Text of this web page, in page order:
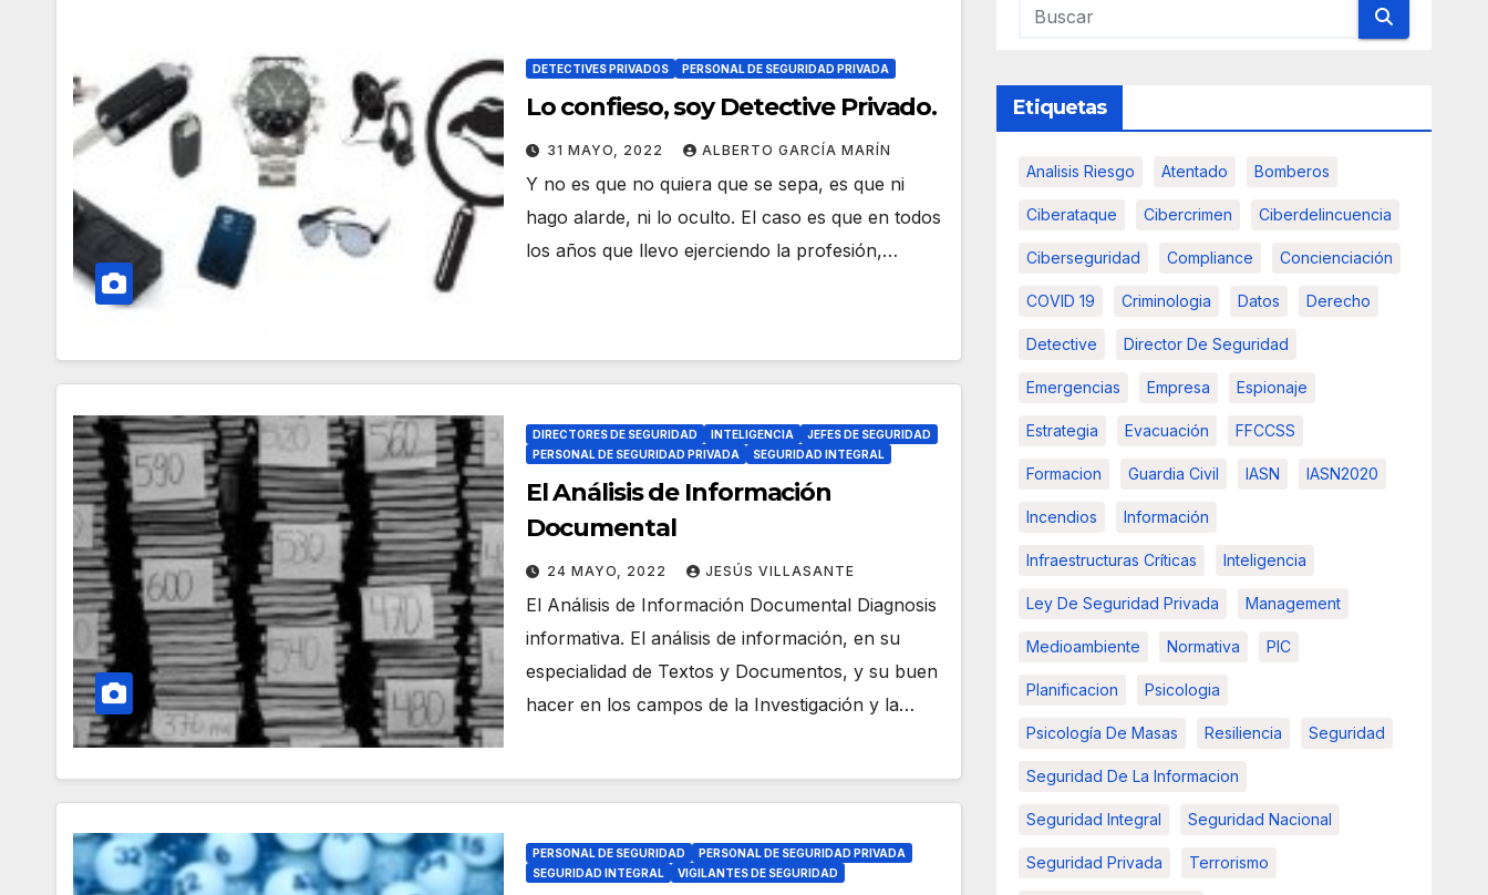
DETECTIVES PRIVADOS PERSONAL DE SEGURIDAD PRIVADA
Lo confieso, soy Detective Privado.
31 MAYO, 2022 ALBERTO GARCÍA MARÍN
Y no es que no quiera que se sepa, es que ni
hago alarde, ni lo oculto. El caso es que en todos
los años que llevo ejerciendo la profesión,…
DIRECTORES DE SEGURIDAD INTELIGENCIA
JEFES DE SEGURIDAD
PERSONAL DE SEGURIDAD PRIVADA
SEGURIDAD INTEGRAL
El Análisis de Información
Documental
24 MAYO, 2022 JESÚS VILLASANTE
El Análisis de Información Documental Diagnosis
informativa. El análisis de información, en su
especialidad de Textos y Documentos, y su buen
hacer en los campos de la Investigación y la…
PERSONAL DE SEGURIDAD
PERSONAL DE SEGURIDAD PRIVADA
SEGURIDAD INTEGRAL
VIGILANTES DE SEGURIDAD
Etiquetas
Analisis Riesgo Atentado Bomberos
Ciberataque Cibercrimen Ciberdelincuencia
Ciberseguridad Compliance Concienciación
COVID 19 Criminologia Datos Derecho
Detective Director De Seguridad
Emergencias Empresa Espionaje
Estrategia Evacuación FFCCSS
Formacion Guardia Civil IASN IASN2020
Incendios Información
Infraestructuras Críticas Inteligencia
Ley De Seguridad Privada Management
Medioambiente Normativa PIC
Planificacion Psicologia
Psicología De Masas Resiliencia Seguridad
Seguridad De La Informacion
Seguridad Integral Seguridad Nacional
Seguridad Privada Terrorismo